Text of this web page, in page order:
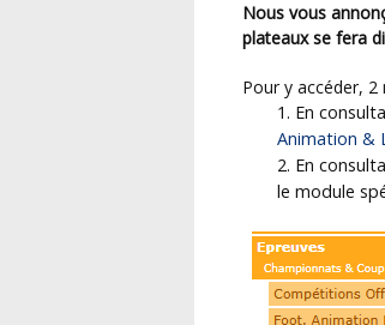
Nous vous annonçons que désormais toute la gestion (inscription, diffusion, suivi) des
plateaux se fera
Pour y accéder,
En
Animation &
En
le module